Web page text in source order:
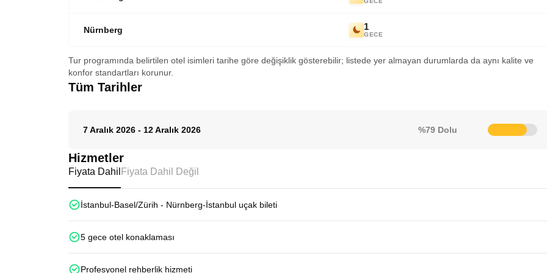
Nürnberg 1
GECE
Tur programında belirtilen otel isimleri tarihe göre değişiklik gösterebilir; listede yer almayan durumlarda da aynı kalite ve
konfor standartları korunur.
Tüm Tarihler
7 Aralık 2026 - 12 Aralık 2026 %79 Dolu
Hizmetler
Fiyata Dahil Fiyata Dahil Değil
İstanbul-Basel/Zürih - Nürnberg-İstanbul uçak bileti
5 gece otel konaklaması
Profesyonel rehberlik hizmeti